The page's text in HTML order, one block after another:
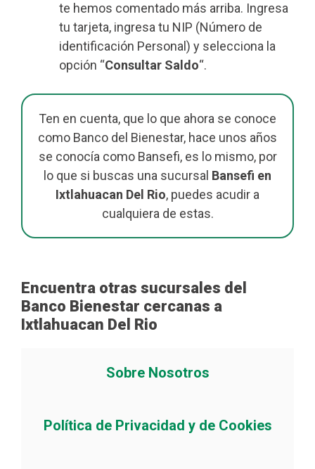
te hemos comentado más arriba. Ingresa
tu tarjeta, ingresa tu NIP (Número de
identificación Personal) y selecciona la
opción “Consultar Saldo“.
Ten en cuenta, que lo que ahora se conoce
como Banco del Bienestar, hace unos años
se conocía como Bansefi, es lo mismo, por
lo que si buscas una sucursal Bansefi en
Ixtlahuacan Del Rio, puedes acudir a
cualquiera de estas.
Encuentra otras sucursales del
Banco Bienestar cercanas a
Ixtlahuacan Del Rio
Sobre Nosotros
Política de Privacidad y de Cookies